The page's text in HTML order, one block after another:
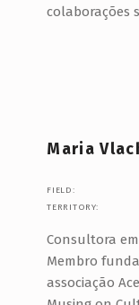
colaborações
Maria
FIELD:
TERRITORY:
Consultora
Membro
associação